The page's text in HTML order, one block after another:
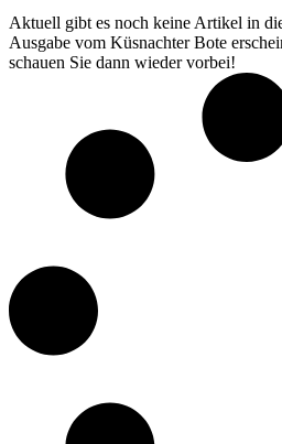
Aktuell gibt es noch keine Artikel in
Ausgabe vom Küsnachter Bote
schauen Sie dann wieder vorbei!